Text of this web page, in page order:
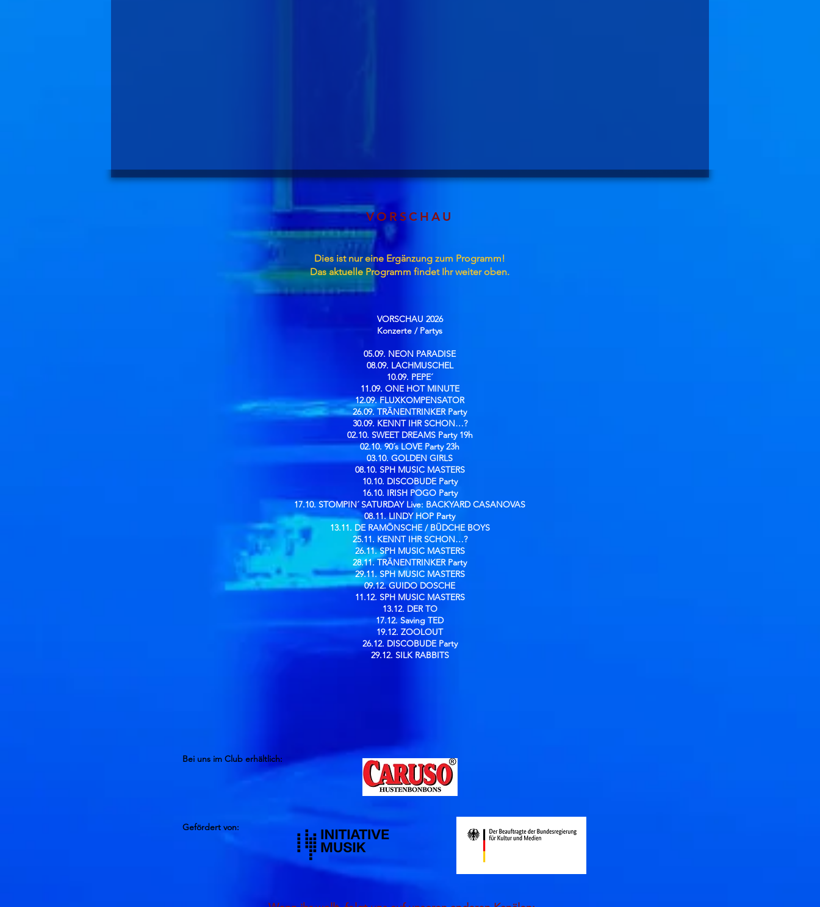
VORSCHAU
Dies ist nur eine Ergänzung zum Programm!
Das aktuelle Programm findet Ihr weiter oben.
VORSCHAU 2026
Konzerte / Partys​
05.09. NEON PARADISE
08.09. LACHMUSCHEL
10.09. PEPE´
11.09. ONE HOT MINUTE
12.09. FLUXKOMPENSATOR
26.09. TRÄNENTRINKER Party
30.09. KENNT IHR SCHON…?
02.10. SWEET DREAMS Party 19h
02.10. 90´s LOVE Party 23h
03.10. GOLDEN GIRLS
08.10. SPH MUSIC MASTERS
10.10. DISCOBUDE Party
16.10. IRISH POGO Party
17.10. STOMPIN´ SATURDAY Live: BACKYARD CASANOVAS
08.11. LINDY HOP Party
13.11. DE RAMÖNSCHE / BÜDCHE BOYS
25.11. KENNT IHR SCHON…?
26.11. SPH MUSIC MASTERS
28.11. TRÄNENTRINKER Party
29.11. SPH MUSIC MASTERS
09.12. GUIDO DOSCHE
11.12. SPH MUSIC MASTERS
13.12. DER TO
17.12. Saving TED
19.12. ZOOLOUT
26.12. DISCOBUDE Party
29.12. SILK RABBITS
Bei uns im Club erhältlich:
Gefördert von: